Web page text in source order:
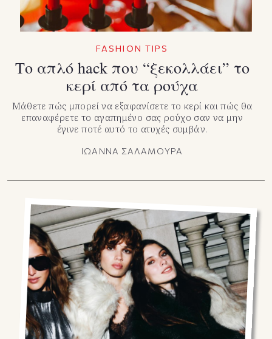
FASHION TIPS
Το απλό hack που “ξεκολλάει” το
κερί από τα ρούχα
Μάθετε πώς μπορεί να εξαφανίσετε το κερί και πώς θα
επαναφέρετε το αγαπημένο σας ρούχο σαν να μην
έγινε ποτέ αυτό το ατυχές συμβάν.
ΙΩΑΝΝΑ ΣΑΛΑΜΟΥΡΑ